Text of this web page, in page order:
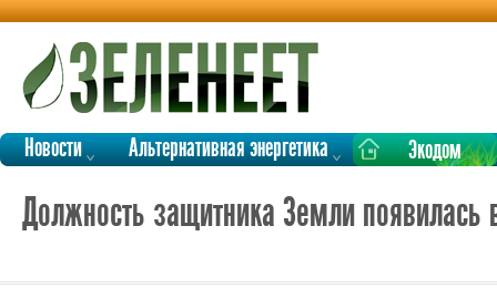
Новости Альтернативная энергетика Экодом
Должность защитника Земли